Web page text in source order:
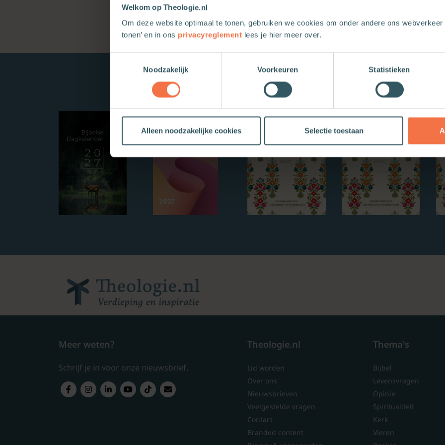
Welkom op Theologie.nl
Om deze website optimaal te tonen, gebruiken we cookies om onder andere ons webverkeer
tonen’ en in ons privacyreglement lees je hier meer over.
Noodzakelijk
Voorkeuren Statistieken
Alleen noodzakelijke cookies Selectie toestaan
Nieuwe boeken
Meer weten?
Schrijf je in voor onze nieuwsbrief.
Theologie.nl
Lid worden
Over ons
Nieuwsbrieven
Veelgestelde vragen
Contact
Branded content
Thema's
Bijbel
Levensvragen
Opinie
Spiritualiteit
Kerk
Vieren